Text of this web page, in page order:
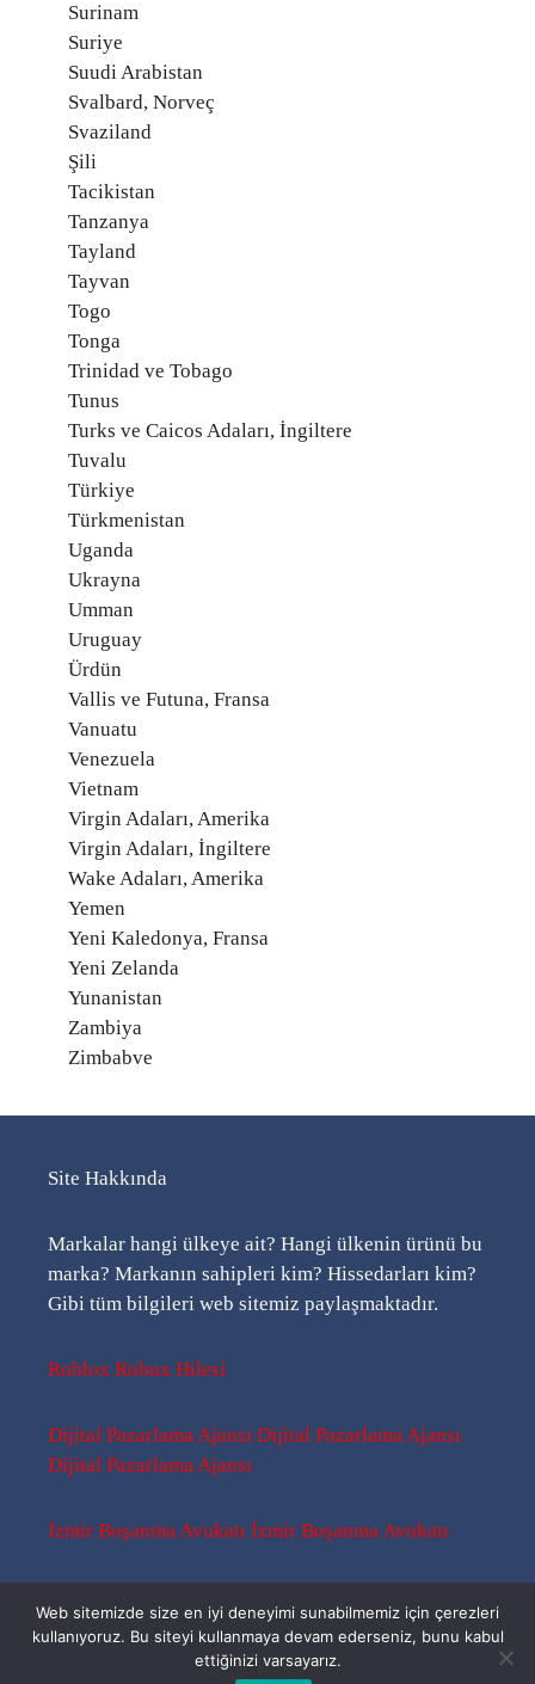
Surinam
Suriye
Suudi Arabistan
Svalbard, Norveç
Svaziland
Şili
Tacikistan
Tanzanya
Tayland
Tayvan
Togo
Tonga
Trinidad ve Tobago
Tunus
Turks ve Caicos Adaları, İngiltere
Tuvalu
Türkiye
Türkmenistan
Uganda
Ukrayna
Umman
Uruguay
Ürdün
Vallis ve Futuna, Fransa
Vanuatu
Venezuela
Vietnam
Virgin Adaları, Amerika
Virgin Adaları, İngiltere
Wake Adaları, Amerika
Yemen
Yeni Kaledonya, Fransa
Yeni Zelanda
Yunanistan
Zambiya
Zimbabve
Site Hakkında
Markalar hangi ülkeye ait? Hangi ülkenin ürünü bu
marka? Markanın sahipleri kim? Hissedarları kim?
Gibi tüm bilgileri web sitemiz paylaşmaktadır.
Roblox Robux Hilesi
Dijital Pazarlama Ajansı Dijital Pazarlama Ajansı
Dijital Pazarlama Ajansı
İzmir Boşanma Avukatı İzmir Boşanma Avukatı
Web sitemizde size en iyi deneyimi sunabilmemiz için çerezleri
kullanıyoruz. Bu siteyi kullanmaya devam ederseniz, bunu kabul
ettiğinizi varsayarız.